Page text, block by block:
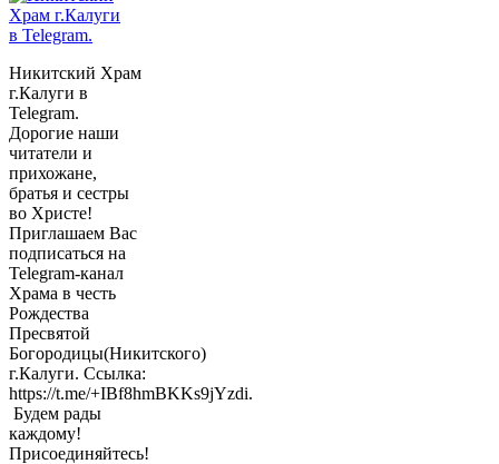
Никитский Храм
г.Калуги в
Telegram.
Дорогие наши
читатели и
прихожане,
братья и сестры
во Христе!
Приглашаем Вас
подписаться на
Telegram-канал
Храма в честь
Рождества
Пресвятой
Богородицы(Никитского)
г.Калуги. Ссылка:
https://t.me/+IBf8hmBKKs9jYzdi.
Будем рады
каждому!
Присоединяйтесь!